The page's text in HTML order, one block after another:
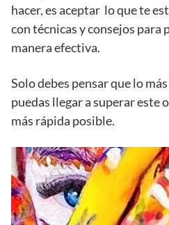
hacer, es aceptar lo que te
con técnicas y consejos para
manera efectiva.
Solo debes pensar que lo
puedas llegar a superar este
más rápida posible.